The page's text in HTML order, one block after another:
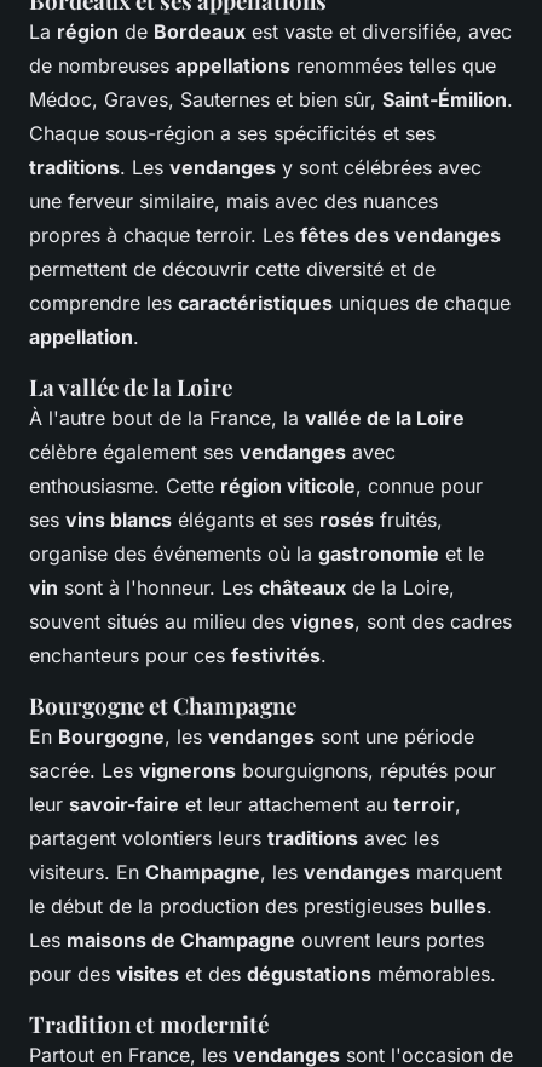
La région de Bordeaux est vaste et diversifiée, avec
de nombreuses appellations renommées telles que
Médoc, Graves, Sauternes et bien sûr, Saint-Émilion.
Chaque sous-région a ses spécificités et ses
traditions. Les vendanges y sont célébrées avec
une ferveur similaire, mais avec des nuances
propres à chaque terroir. Les fêtes des vendanges
permettent de découvrir cette diversité et de
comprendre les caractéristiques uniques de chaque
appellation.
La vallée de la Loire
À l'autre bout de la France, la vallée de la Loire
célèbre également ses vendanges avec
enthousiasme. Cette région viticole, connue pour
ses vins blancs élégants et ses rosés fruités,
organise des événements où la gastronomie et le
vin sont à l'honneur. Les châteaux de la Loire,
souvent situés au milieu des vignes, sont des cadres
enchanteurs pour ces festivités.
Bourgogne et Champagne
En Bourgogne, les vendanges sont une période
sacrée. Les vignerons bourguignons, réputés pour
leur savoir-faire et leur attachement au terroir,
partagent volontiers leurs traditions avec les
visiteurs. En Champagne, les vendanges marquent
le début de la production des prestigieuses bulles.
Les maisons de Champagne ouvrent leurs portes
pour des visites et des dégustations mémorables.
Tradition et modernité
Partout en France, les vendanges sont l'occasion de